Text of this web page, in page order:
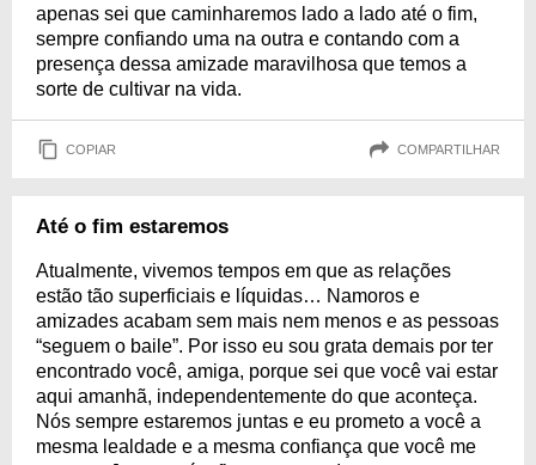
apenas sei que caminharemos lado a lado até o fim,
sempre confiando uma na outra e contando com a
presença dessa amizade maravilhosa que temos a
sorte de cultivar na vida.
COPIAR COMPARTILHAR
Até o fim estaremos
Atualmente, vivemos tempos em que as relações
estão tão superficiais e líquidas… Namoros e
amizades acabam sem mais nem menos e as pessoas
“seguem o baile”. Por isso eu sou grata demais por ter
encontrado você, amiga, porque sei que você vai estar
aqui amanhã, independentemente do que aconteça.
Nós sempre estaremos juntas e eu prometo a você a
mesma lealdade e a mesma confiança que você me